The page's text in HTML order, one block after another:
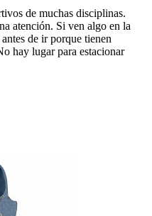
de muchas disciplinas.
atención. Si ven algo en la
de ir porque tienen
hay lugar para estacionar